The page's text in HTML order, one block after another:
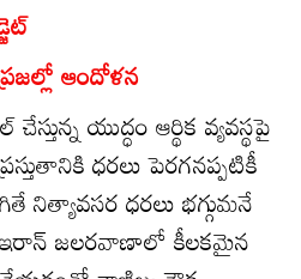
ఆందోళన
యుద్ధం ఆర్థిక వ్యవస్థపై
ధరలు పెరగనప్పటికీ
నిత్యావసర ధరలు భగ్గుమనే
ఇరాన్‌ జలరవాణాలో కీలకమైన